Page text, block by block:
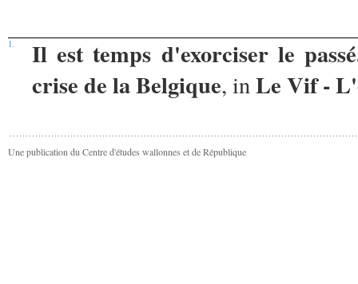
1.
Il est temps d'exorciser le
crise de la Belgique, inLe Vif -
Une publication du Centre d'études wallonnes et de République